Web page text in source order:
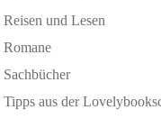
Reisen und Lesen
Romane
Sachbücher
Tipps aus der